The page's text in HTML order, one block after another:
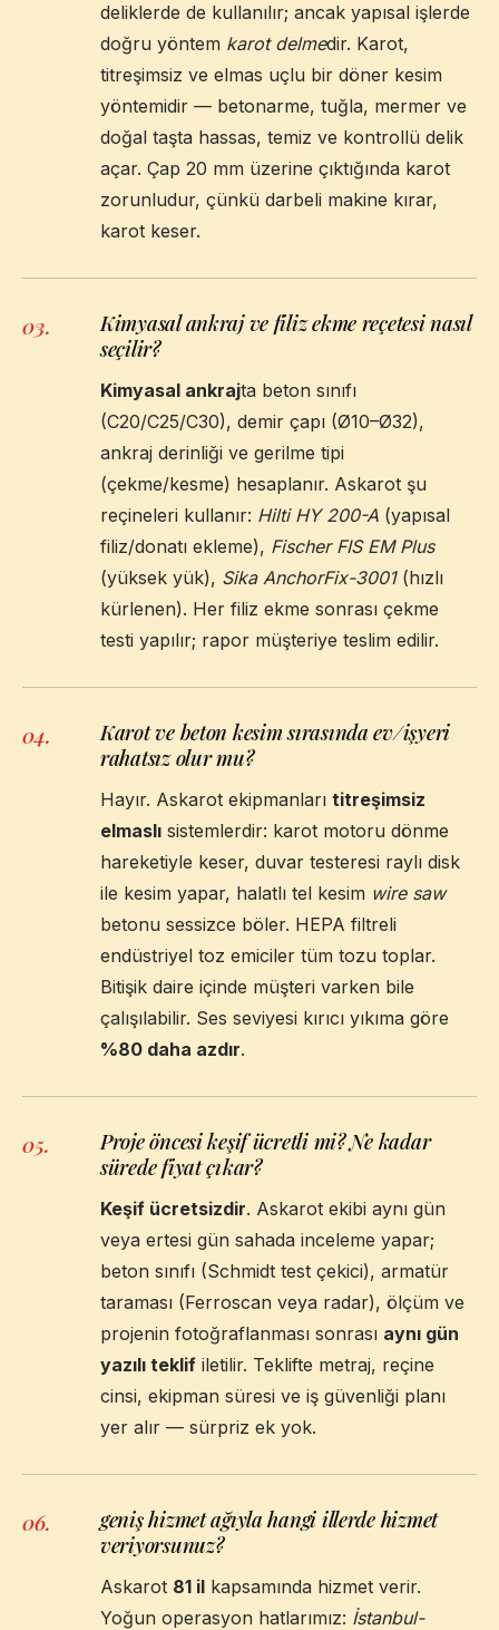
deliklerde de kullanılır; ancak yapısal işlerde
doğru yöntem karot delmedir. Karot,
titreşimsiz ve elmas uçlu bir döner kesim
yöntemidir — betonarme, tuğla, mermer ve
doğal taşta hassas, temiz ve kontrollü delik
açar. Çap 20 mm üzerine çıktığında karot
zorunludur, çünkü darbeli makine kırar,
karot keser.
03.
Kimyasal ankraj ve filiz ekme reçetesi nasıl
seçilir?
Kimyasal ankrajta beton sınıfı
(C20/C25/C30), demir çapı (Ø10–Ø32),
ankraj derinliği ve gerilme tipi
(çekme/kesme) hesaplanır. Askarot şu
reçineleri kullanır: Hilti HY 200-A (yapısal
filiz/donatı ekleme), Fischer FIS EM Plus
(yüksek yük), Sika AnchorFix-3001(hızlı
kürlenen). Her filiz ekme sonrası çekme
testi yapılır; rapor müşteriye teslim edilir.
04.
Karot ve beton kesim sırasında ev/işyeri
rahatsız olur mu?
Hayır. Askarot ekipmanları titreşimsiz
elmaslı sistemlerdir: karot motoru dönme
hareketiyle keser, duvar testeresi raylı disk
ile kesim yapar, halatlı tel kesim wire saw
betonu sessizce böler. HEPA filtreli
endüstriyel toz emiciler tüm tozu toplar.
Bitişik daire içinde müşteri varken bile
çalışılabilir. Ses seviyesi kırıcı yıkıma göre
%80 daha azdır.
05.
Proje öncesi keşif ücretli mi? Ne kadar
sürede fiyat çıkar?
Keşif ücretsizdir. Askarot ekibi aynı gün
veya ertesi gün sahada inceleme yapar;
beton sınıfı (Schmidt test çekici), armatür
taraması (Ferroscan veya radar), ölçüm ve
projenin fotoğraflanması sonrası aynı gün
yazılı teklif iletilir. Teklifte metraj, reçine
cinsi, ekipman süresi ve iş güvenliği planı
yer alır — sürpriz ek yok.
06.
geniş hizmet ağıyla hangi illerde hizmet
veriyorsunuz?
Askarot 81 il kapsamında hizmet verir.
Yoğun operasyon hatlarımız: İstanbul-